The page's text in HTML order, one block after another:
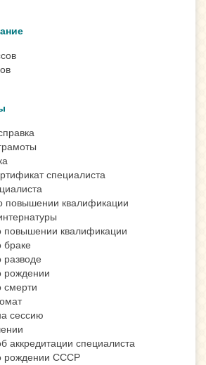
специалиста
повышении квалификации
повышении квалификации
браке
разводе
рождении
смерти
сессию
аккредитации специалиста
рождении СССР